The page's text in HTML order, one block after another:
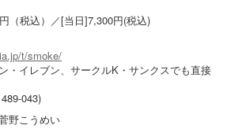
（税込）／[当日]7,300円(税込)
t/smoke/
・イレブン、サークルK・サンクスでも直接
043)
野こうめい